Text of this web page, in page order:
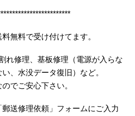
無料で受け付けてます。
れ修理、基板修理（電源が入らな
、水没データ復旧）など。
でご安心下さい。
送修理依頼」フォームにご入力